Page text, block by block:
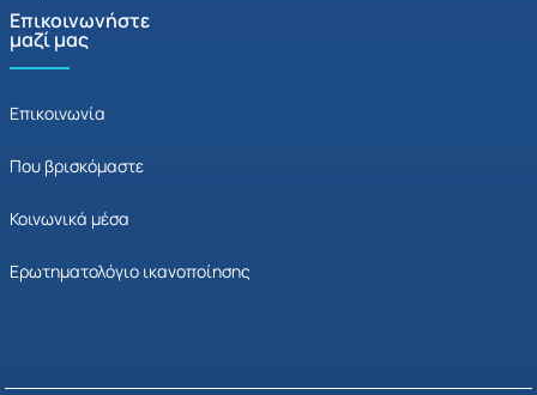
Επικοινωνήστε
μαζί μας
Επικοινωνία
Που βρισκόμαστε
Κοινωνικά μέσα
Ερωτηματολόγιο ικανοποίησης